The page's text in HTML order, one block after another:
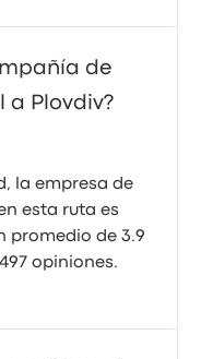
de
a Plovdiv?
la empresa de
esta ruta es
promedio de 3.9
opiniones.